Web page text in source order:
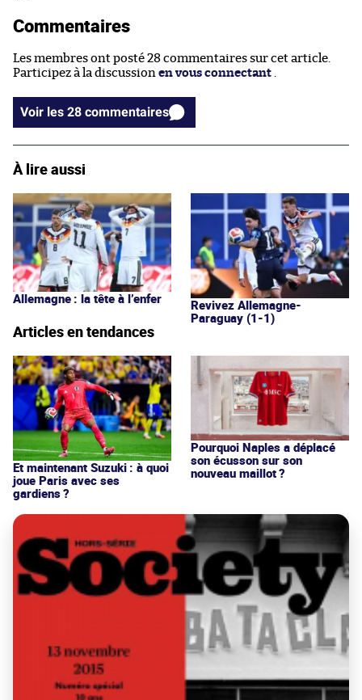
Commentaires
Les membres ont posté 28 commentaires sur cet article.
Participez à la discussion en vous connectant
Voir les 28 commentaires
À lire aussi
Allemagne : la tête à l’enfer
Revivez Allemagne-
Paraguay (1-1)
Articles en tendances
Et maintenant Suzuki : à quoi
joue Paris avec ses
gardiens ?
Pourquoi Naples a déplacé
son écusson sur son
nouveau maillot ?